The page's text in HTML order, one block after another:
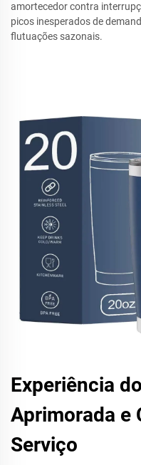
amortecedor contra
picos inesperados de
flutuações sazonais.
Experiência
Aprimorada e
Serviço